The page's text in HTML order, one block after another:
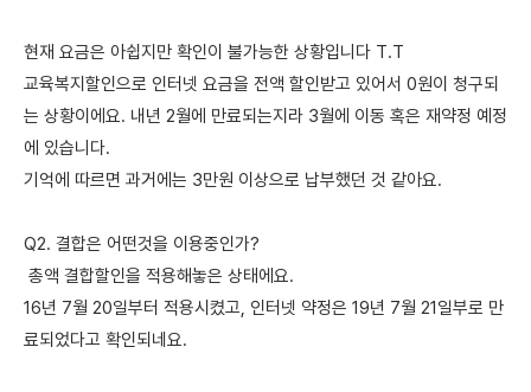
현재 요금은 아쉽지만 확인이 불가능한 상황입니다 T.T
교육복지할인으로 인터넷 요금을 전액 할인받고 있어서 0원이 청구되
는 상황이에요. 내년 2월에 만료되는지라 3월에 이동 혹은 재약정 예정
에 있습니다.
기억에 따르면 과거에는 3만원 이상으로 납부했던 것 같아요.
Q2. 결합은 어떤것을 이용중인가?
총액 결합할인을 적용해놓은 상태에요.
16년 7월 20일부터 적용시켰고, 인터넷 약정은 19년 7월 21일부로 만
료되었다고 확인되네요.